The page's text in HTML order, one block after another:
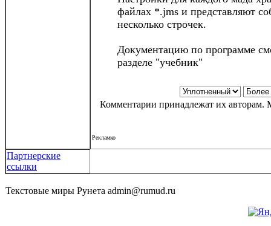
файлах *.jms и представляют
несколько строчек.
Документацию по программе
разделе "учебник"
Комментарии принадлежат их авторам.
Рекламко
Партнерские
ссылки
Текстовые миры Рунета admin@rumud.ru